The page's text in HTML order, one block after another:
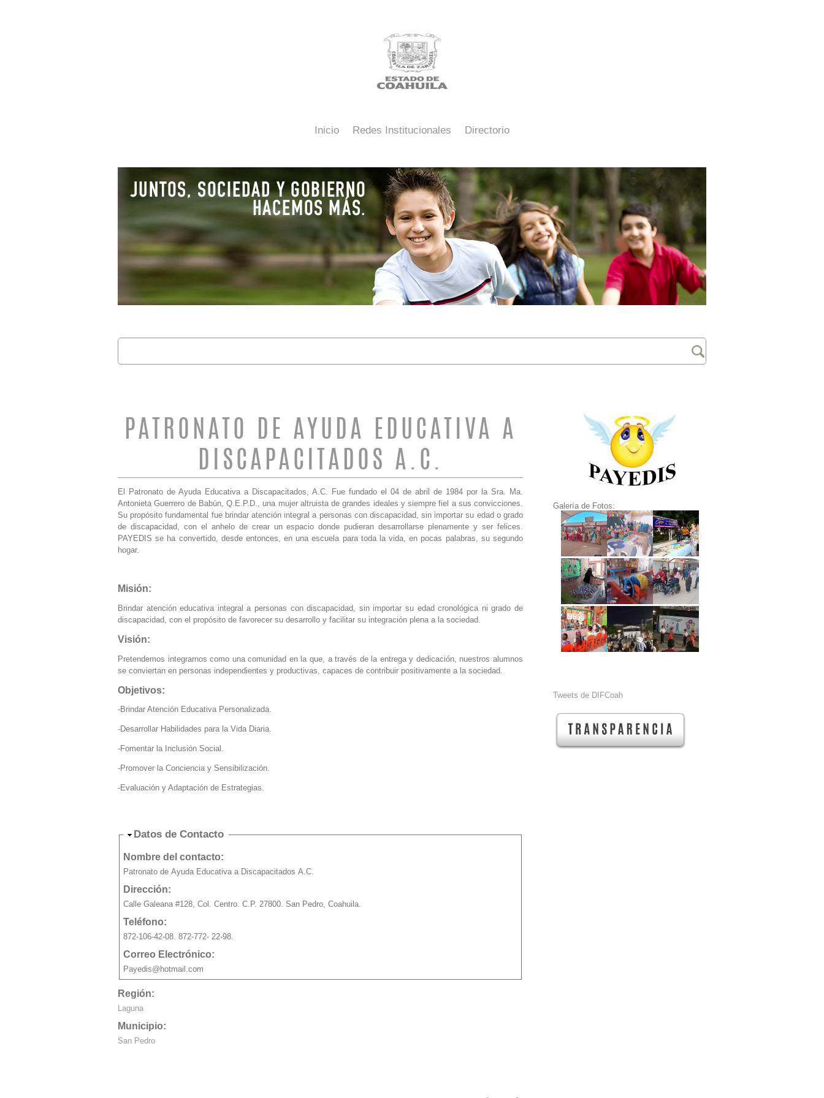
Inicio Redes Institucionales Directorio
Buscar
PATRONATO DE AYUDA EDUCATIVA A
DISCAPACITADOS A.C.
El Patronato de Ayuda Educativa a Discapacitados, A.C. Fue fundado el 04 de abril de 1984 por la Sra. Ma.
Antonieta Guerrero de Babún, Q.E.P.D., una mujer altruista de grandes ideales y siempre fiel a sus convicciones.
Su propósito fundamental fue brindar atención integral a personas con discapacidad, sin importar su edad o grado
de discapacidad, con el anhelo de crear un espacio donde pudieran desarrollarse plenamente y ser felices.
PAYEDIS se ha convertido, desde entonces, en una escuela para toda la vida, en pocas palabras, su segundo
hogar.
Misión:
Brindar atención educativa integral a personas con discapacidad, sin importar su edad cronológica ni grado de
discapacidad, con el propósito de favorecer su desarrollo y facilitar su integración plena a la sociedad.
Visión:
Pretendemos integrarnos como una comunidad en la que, a través de la entrega y dedicación, nuestros alumnos
se conviertan en personas independientes y productivas, capaces de contribuir positivamente a la sociedad.
Objetivos:
-Brindar Atención Educativa Personalizada.
-Desarrollar Habilidades para la Vida Diaria.
-Fomentar la Inclusión Social.
-Promover la Conciencia y Sensibilización.
-Evaluación y Adaptación de Estrategias.
Ocultar
Datos de Contacto
Nombre del contacto:
Patronato de Ayuda Educativa a Discapacitados A.C.
Dirección:
Calle Galeana #128, Col. Centro. C.P. 27800. San Pedro, Coahuila.
Teléfono:
872-106-42-08. 872-772- 22-98.
Correo Electrónico:
Payedis@hotmail.com
Región:
Laguna
Municipio:
San Pedro
Galería de Fotos:
Tweets de DIFCoah